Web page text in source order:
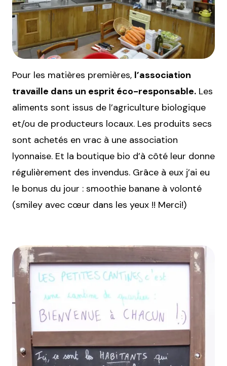
Pour les matières premières, l’association
travaille dans un esprit éco-responsable. Les
aliments sont issus de l’agriculture biologique
et/ou de producteurs locaux. Les produits secs
sont achetés en vrac à une association
lyonnaise. Et la boutique bio d’à côté leur donne
régulièrement des invendus. Grâce à eux j’ai eu
le bonus du jour : smoothie banane à volonté
(smiley avec cœur dans les yeux !! Merci!)